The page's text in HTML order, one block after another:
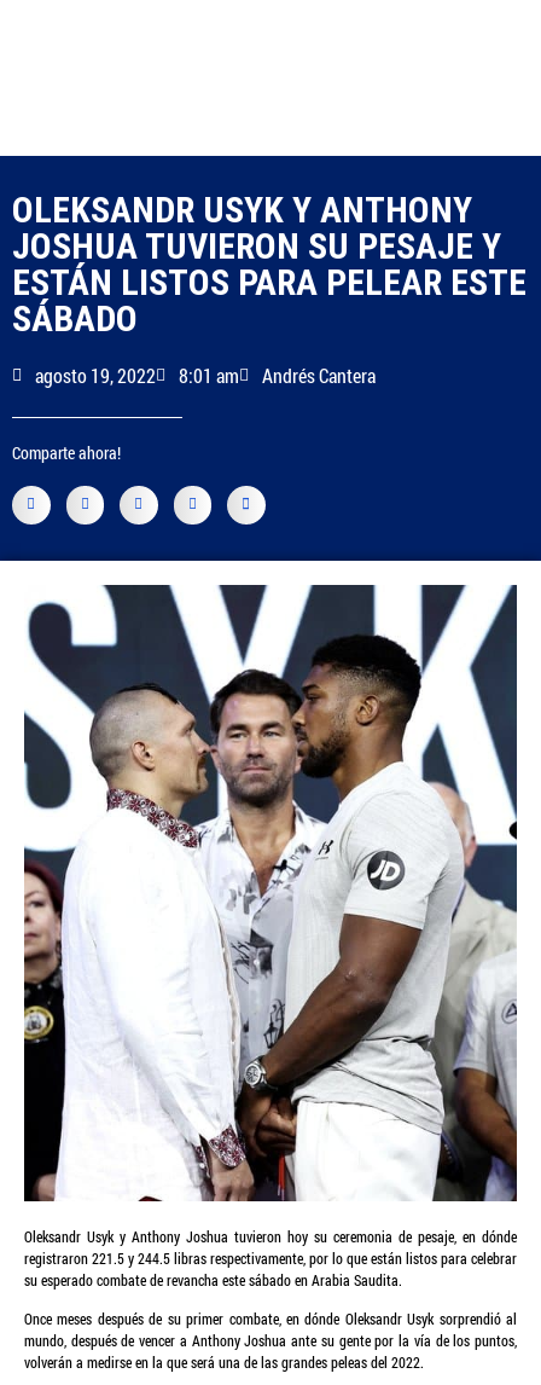
OLEKSANDR USYK Y ANTHONY
JOSHUA TUVIERON SU PESAJE Y
ESTÁN LISTOS PARA PELEAR ESTE
SÁBADO
agosto 19, 2022 8:01 am Andrés Cantera
Comparte ahora!
Oleksandr Usyk y Anthony Joshua tuvieron hoy su ceremonia de pesaje, en dónde
registraron 221.5 y 244.5 libras respectivamente, por lo que están listos para celebrar
su esperado combate de revancha este sábado en Arabia Saudita.
Once meses después de su primer combate, en dónde Oleksandr Usyk sorprendió al
mundo, después de vencer a Anthony Joshua ante su gente por la vía de los puntos,
volverán a medirse en la que será una de las grandes peleas del 2022.